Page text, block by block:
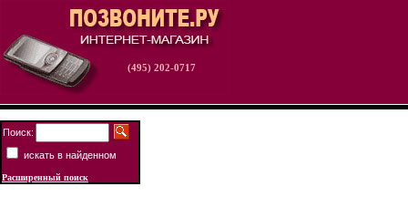
(495) 202-0717
Поиск:
искать в найденном
Расширенный поиск